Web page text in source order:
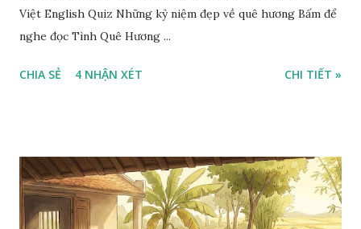
Việt English Quiz Những kỷ niệm đẹp về quê hương Bấm để
nghe đọc Tình Quê Hương ...
CHIA SẺ 4 NHẬN XÉT CHI TIẾT »